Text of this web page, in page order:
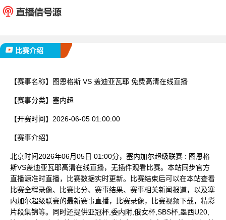
比赛介绍
【赛事名称】 图恩格斯 VS 盖迪亚瓦耶 免费高清在线直播
【赛事分类】 塞内超
【开赛时间】 2026-06-05 01:00:00
【赛事介绍】
北京时间2026年06月05日 01:00分，塞内加尔超级联赛 : 图恩格
斯VS盖迪亚瓦耶高清在线直播，无插件观看比赛。本站同步官方
直播源准时直播，比赛数据实时更新。比赛结束后可以在本站查看
比赛全程录像、比赛比分、赛事结果、赛事相关新闻报道，以及塞
内加尔超级联赛的最新赛事直播，比赛录像，比赛视频下载，精彩
片段集锦等。同时还提供亚冠杯,委内附,俄女杯,SBS杯,墨西U20,